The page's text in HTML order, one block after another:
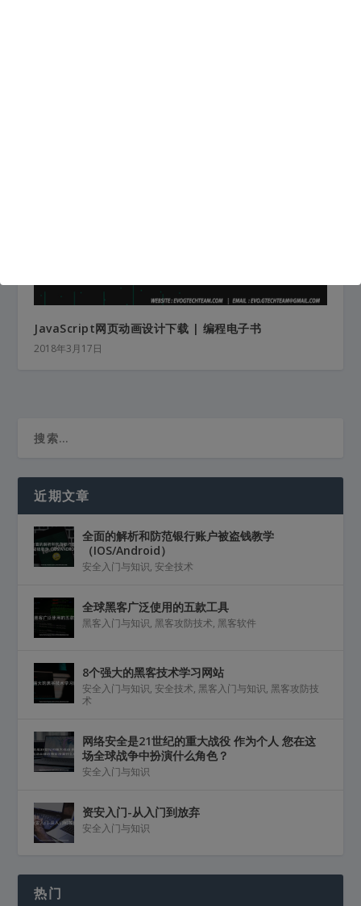
JavaScript网页动画设计下载 | 编程电子书
2018年3月17日
近期文章
全面的解析和防范银行账户被盗钱教学
（IOS/Android）
安全入门与知识, 安全技术
全球黑客广泛使用的五款工具
黑客入门与知识, 黑客攻防技术, 黑客软件
8个强大的黑客技术学习网站
安全入门与知识, 安全技术, 黑客入门与知识, 黑客攻防技
术
网络安全是21世纪的重大战役 作为个人 您在这
场全球战争中扮演什么角色？
安全入门与知识
资安入门-从入门到放弃
安全入门与知识
热门